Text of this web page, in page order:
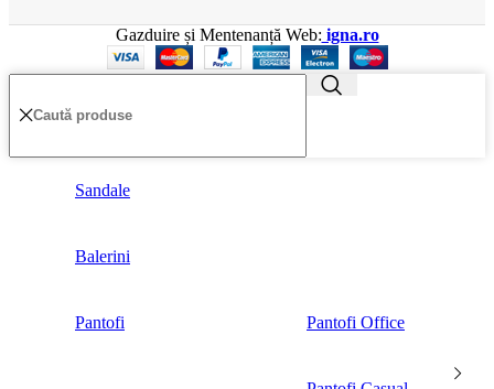
Gazduire și Mentenanță Web: igna.ro
Sandale
Balerini
Pantofi Pantofi Office